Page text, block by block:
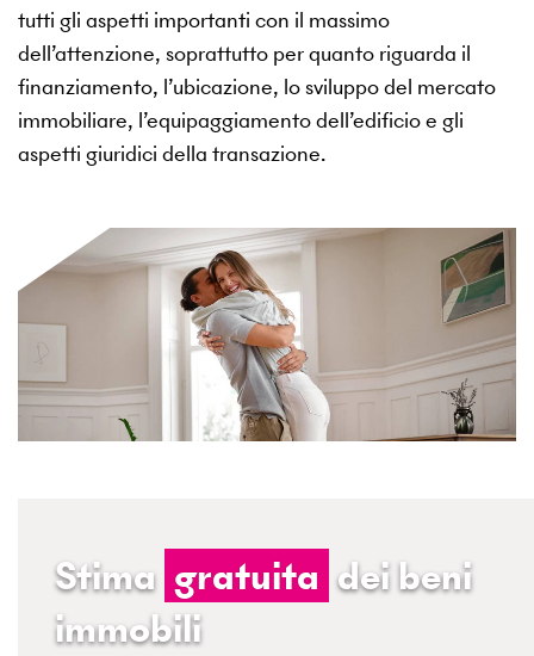
tutti gli aspetti importanti con il massimo
dell’attenzione, soprattutto per quanto riguarda il
finanziamento, l’ubicazione, lo sviluppo del mercato
immobiliare, l’equipaggiamento dell’edificio e gli
aspetti giuridici della transazione.
Stima gratuita dei beni
immobili